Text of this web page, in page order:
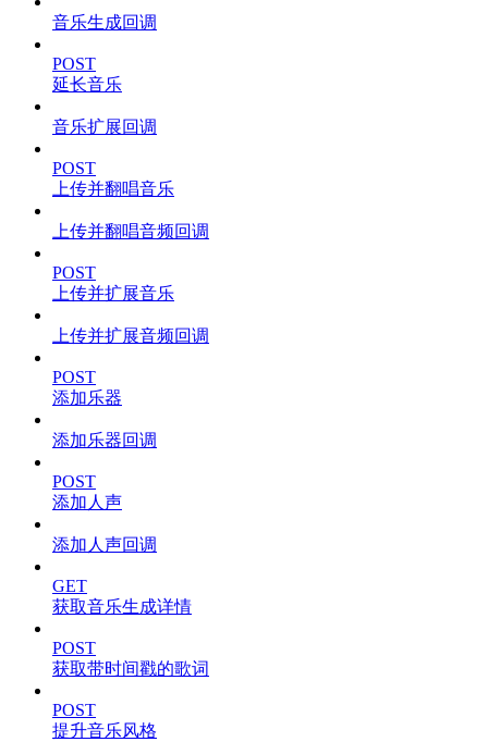
音乐生成回调
POST
延长音乐
音乐扩展回调
POST
上传并翻唱音乐
上传并翻唱音频回调
POST
上传并扩展音乐
上传并扩展音频回调
POST
添加乐器
添加乐器回调
POST
添加人声
添加人声回调
GET
获取音乐生成详情
POST
获取带时间戳的歌词
POST
提升音乐风格